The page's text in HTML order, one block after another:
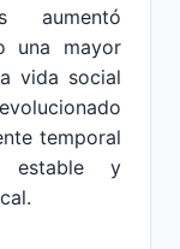
aumentó
una mayor
vida social
temporal
estable y